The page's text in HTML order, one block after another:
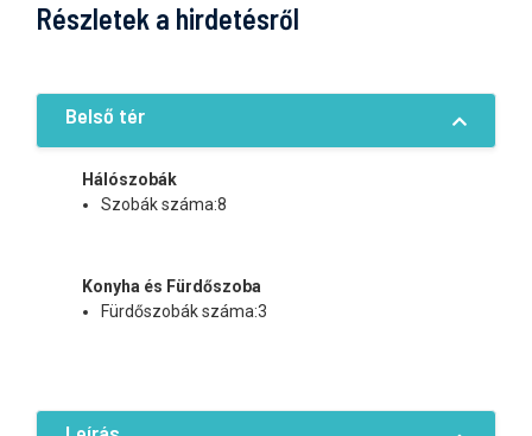
Részletek a hirdetésről
Belső tér
Hálószobák
Szobák száma:8
Konyha és Fürdőszoba
Fürdőszobák száma:3